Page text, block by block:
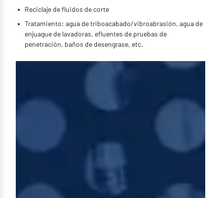
Reciclaje de fluidos de corte
Tratamiento: agua de triboacabado/vibroabrasión, agua de
enjuague de lavadoras, efluentes de pruebas de
penetración, baños de desengrase, etc.